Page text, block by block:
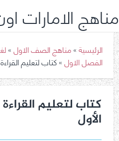
مناهج الامارات
الرئيسية»مناهج الصف الاول»
الفصل الاول»كتاب لتعليم
كتاب لتعليم
الأول